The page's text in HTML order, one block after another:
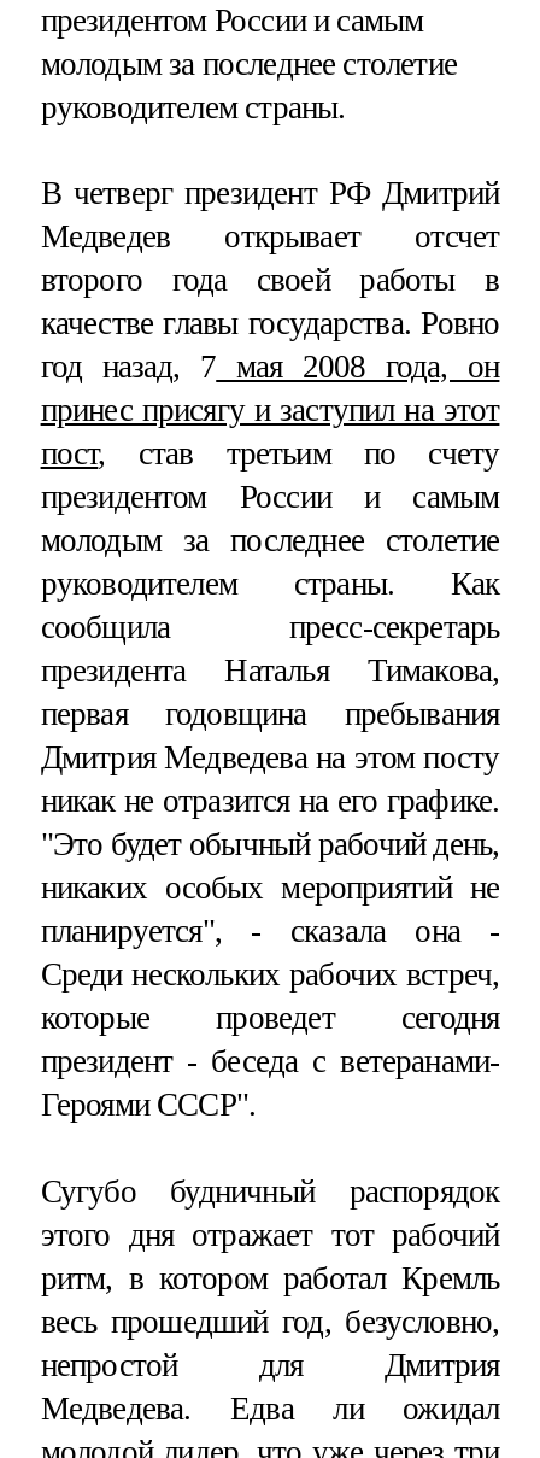
президентом России и самым
молодым за последнее столетие
руководителем страны.
В четверг президент РФ Дмитрий
Медведев открывает отсчет
второго года своей работы в
качестве главы государства. Ровно
год назад, 7 мая 2008 года, он
принес присягу и заступил на этот
пост, став третьим по счету
президентом России и самым
молодым за последнее столетие
руководителем страны. Как
сообщила пресс-секретарь
президента Наталья Тимакова,
первая годовщина пребывания
Дмитрия Медведева на этом посту
никак не отразится на его графике.
"Это будет обычный рабочий день,
никаких особых мероприятий не
планируется", - сказала она -
Среди нескольких рабочих встреч,
которые проведет сегодня
президент - беседа с ветеранами-
Героями СССР".
Сугубо будничный распорядок
этого дня отражает тот рабочий
ритм, в котором работал Кремль
весь прошедший год, безусловно,
непростой для Дмитрия
Медведева. Едва ли ожидал